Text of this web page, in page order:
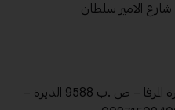
شارع الامير سلطان
دبي، الامارات العربية المتحدة – جزيرة المرفا – ص .ب 9588 الديرة –